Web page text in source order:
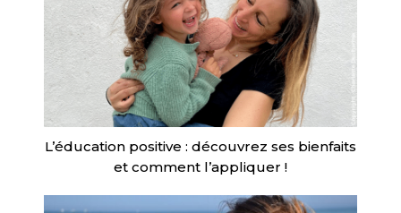
L’éducation positive : découvrez ses bienfaits
et comment l’appliquer !